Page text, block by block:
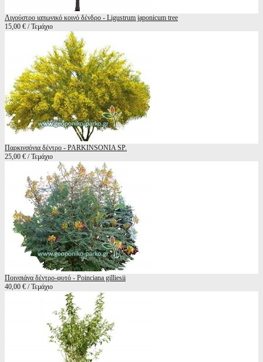
Λιγούστρο ιαπωνικό κοινό δένδρο - Ligustrum japonicum tree
15,00 € / Τεμάχιο
Παρκινσόνια δέντρο - PARKINSONIA SP.
25,00 € / Τεμάχιο
Ποινσιάνα δέντρο-φυτό - Poinciana gilliesii
40,00 € / Τεμάχιο